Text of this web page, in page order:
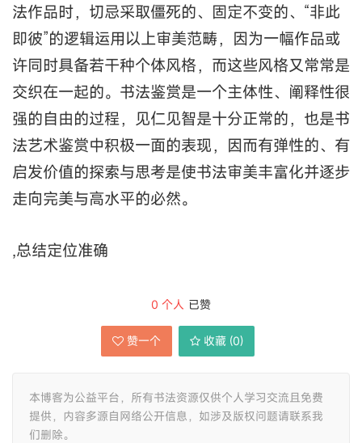
法作品时，切忌采取僵死的、固定不变的、“非此
即彼”的逻辑运用以上审美范畴，因为一幅作品或
许同时具备若干种个体风格，而这些风格又常常是
交织在一起的。书法鉴赏是一个主体性、阐释性很
强的自由的过程，见仁见智是十分正常的，也是书
法艺术鉴赏中积极一面的表现，因而有弹性的、有
启发价值的探索与思考是使书法审美丰富化并逐步
走向完美与高水平的必然。
,总结定位准确
0 个人 已赞
赞一个 收藏 (0)
本博客为公益平台，所有书法资源仅供个人学习交流且免费
提供，内容多源自网络公开信息，如涉及版权问题请联系我
们删除。